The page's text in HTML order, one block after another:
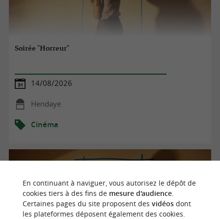
Soirée "Horreur"
14/08/2026
Hendaye
Cinéma
En continuant à naviguer, vous autorisez le dépôt de
cookies tiers à des fins de mesure d'audience.
Certaines pages du site proposent des vidéosdont
les plateformes déposent également des cookies.